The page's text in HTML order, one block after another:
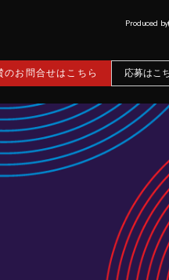
Produced by
のお問合せはこちら 応募はこ